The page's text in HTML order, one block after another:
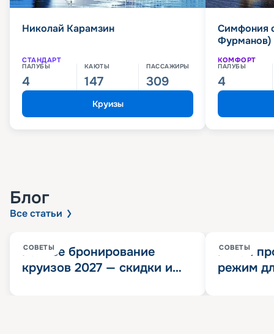
Николай Карамзин
СТАНДАРТ
ПАЛУБЫ
4
КАЮТЫ
147
ПАССАЖИРЫ
309
Круизы
Симфония
Фурманов)
КОМФОРТ
ПАЛУБЫ
4
Блог
Все статьи
СОВЕТЫ
Раннее бронирование
круизов 2027 — скидки и
СОВЕТЫ
Китай
режим